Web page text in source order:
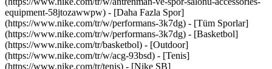
equipment-58jtozawwpw) - [Daha Fazla Spor]
(https://www.nike.com/tr/w/performans-3k7dg) - [Tüm Sporlar]
(https://www.nike.com/tr/w/performans-3k7dg) - [Basketbol]
(https://www.nike.com/tr/basketbol) - [Outdoor]
(https://www.nike.com/tr/w/acg-93bsd) - [Tenis]
(https://www.nike.com/tr/tenis) - [Nike SB]